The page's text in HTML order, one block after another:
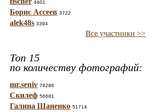
4401
Борис Ассеев 3722
alek48s 3394
Все участники >>
Топ 15
по количеству фотографий:
mr.seniv 78286
Скилеф 56681
Галина Шаненко 51714